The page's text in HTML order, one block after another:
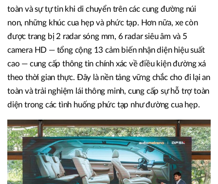
toàn và sự tự tin khi di chuyển trên các cung đường núi
non, những khúc cua hẹp và phức tạp. Hơn nữa, xe còn
được trang bị 2 radar sóng mm, 6 radar siêu âm và 5
camera HD — tổng cộng 13 cảm biến nhận diện hiệu suất
cao — cung cấp thông tin chính xác về điều kiện đường xá
theo thời gian thực. Đây là nền tảng vững chắc cho đi lại an
toàn và trải nghiệm lái thông minh, cung cấp sự hỗ trợ toàn
diện trong các tình huống phức tạp như đường cua hẹp.